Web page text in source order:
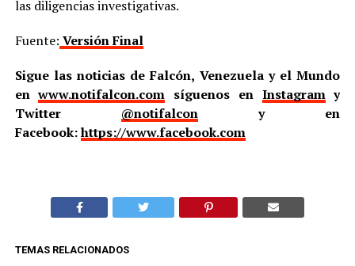
las diligencias investigativas.
Fuente: Versión Final
Sigue las noticias de Falcón, Venezuela y el Mundo
enwww.notifalcon.com síguenos en Instagramy
Twitter @notifalcony en
Facebook:https://www.facebook.com
TEMAS RELACIONADOS